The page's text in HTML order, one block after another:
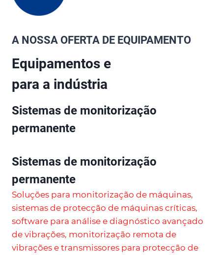
A NOSSA OFERTA DE EQUIPAMENTO
Equipamentos e
para a indústria
Sistemas de monitorização
permanente
Sistemas de monitorização
permanente
Soluções para monitorização de máquinas,
sistemas de protecção de máquinas críticas,
software para análise e diagnóstico avançado
de vibrações, monitorização remota de
vibrações e transmissores para protecção de